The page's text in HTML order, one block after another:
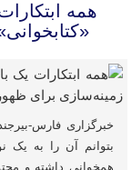
همه
خبرگزاری فارس-
بتوانم آن را به یک
همخوانی داشته و